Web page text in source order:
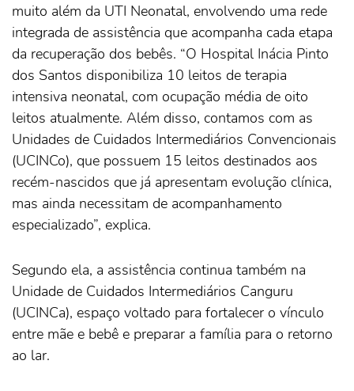
muito além da UTI Neonatal, envolvendo uma rede
integrada de assistência que acompanha cada etapa
da recuperação dos bebês. “O Hospital Inácia Pinto
dos Santos disponibiliza 10 leitos de terapia
intensiva neonatal, com ocupação média de oito
leitos atualmente. Além disso, contamos com as
Unidades de Cuidados Intermediários Convencionais
(UCINCo), que possuem 15 leitos destinados aos
recém-nascidos que já apresentam evolução clínica,
mas ainda necessitam de acompanhamento
especializado”, explica.
Segundo ela, a assistência continua também na
Unidade de Cuidados Intermediários Canguru
(UCINCa), espaço voltado para fortalecer o vínculo
entre mãe e bebê e preparar a família para o retorno
ao lar.